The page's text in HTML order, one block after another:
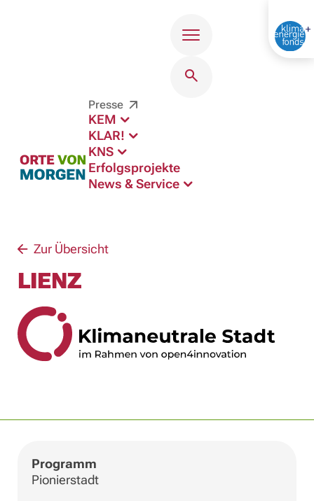
Presse
KEM
KLAR!
KNS
Erfolgsprojekte
News & Service
Zur Übersicht
LIENZ
+
Programm
Pionierstadt